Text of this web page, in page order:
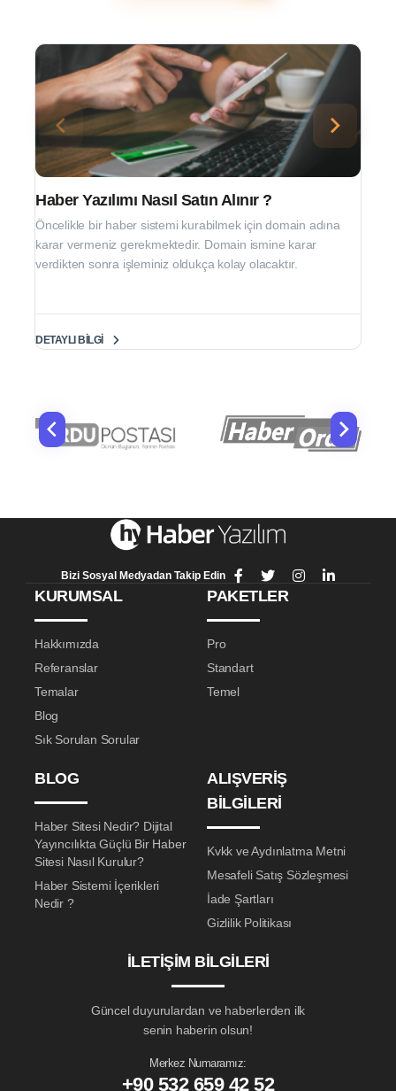
Haber Yazılımı Nasıl Satın Alınır ?
Öncelikle bir haber sistemi kurabilmek için domain adına
karar vermeniz gerekmektedir. Domain ismine karar
verdikten sonra işleminiz oldukça kolay olacaktır.
DETAYLI BILGI
Bizi Sosyal Medyadan Takip Edin
KURUMSAL
Hakkımızda
Referanslar
Temalar
Blog
Sık Sorulan Sorular
PAKETLER
Pro
Standart
Temel
BLOG
Haber Sitesi Nedir? Dijital
Yayıncılıkta Güçlü Bir Haber
Sitesi Nasıl Kurulur?
Haber Sistemi İçerikleri
Nedir ?
ALIŞVERIŞ
BILGILERI
Kvkk ve Aydınlatma Metni
Mesafeli Satış Sözleşmesi
İade Şartları
Gizlilik Politikası
İLETIŞIM BILGILERI
Güncel duyurulardan ve haberlerden ilk
senin haberin olsun!
Merkez Numaramız:
+90 532 659 42 52